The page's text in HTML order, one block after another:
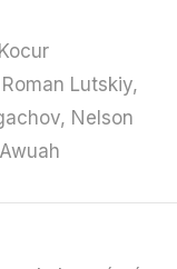
Lutskiy,
Nelson